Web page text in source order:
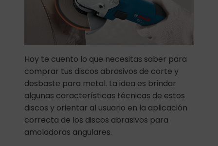
Hoy te cuento lo que necesitas saber para
comprar tus discos abrasivos de corte y
desbaste para metal. La idea es brindar
algunas características técnicas de estos
discos y orientar al usuario en la aplicación
correcta de los discos abrasivos para
amoladoras angulares.